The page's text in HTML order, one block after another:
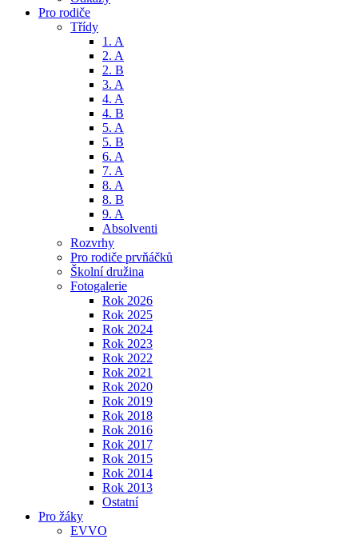
Pro rodiče
Třídy
1. A
2. A
2. B
3. A
4. A
4. B
5. A
5. B
6. A
7. A
8. A
8. B
9. A
Absolventi
Rozvrhy
Pro rodiče prvňáčků
Školní družina
Fotogalerie
Rok 2026
Rok 2025
Rok 2024
Rok 2023
Rok 2022
Rok 2021
Rok 2020
Rok 2019
Rok 2018
Rok 2016
Rok 2017
Rok 2015
Rok 2014
Rok 2013
Ostatní
Pro žáky
EVVO